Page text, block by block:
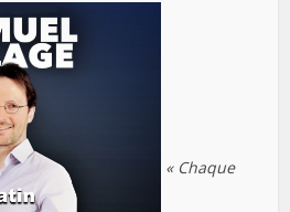
« Chaque